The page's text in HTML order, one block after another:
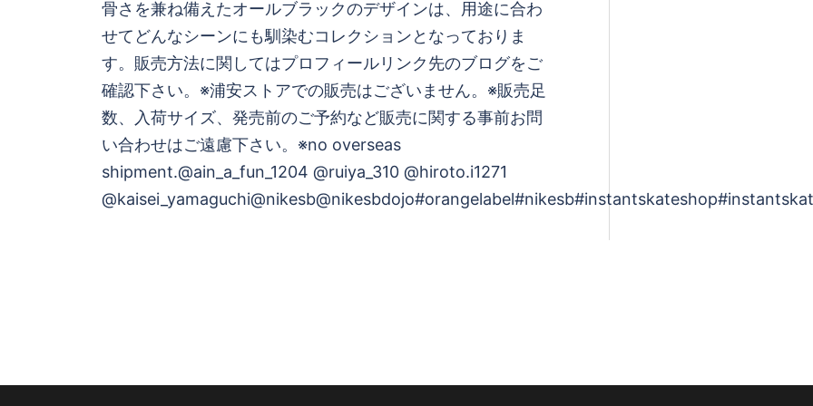
骨さを兼ね備えたオールブラックのデザインは、用途に合わ
せてどんなシーンにも馴染むコレクションとなっておりま
す。販売方法に関してはプロフィールリンク先のブログをご
確認下さい。※浦安ストアでの販売はございません。※販売足
数、入荷サイズ、発売前のご予約など販売に関する事前お問
い合わせはご遠慮下さい。※no overseas
shipment.@ain_a_fun_1204 @ruiya_310 @hiroto.i1271